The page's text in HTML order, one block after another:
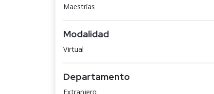
Maestrías
Modalidad
Virtual
Departamento
Extranjero